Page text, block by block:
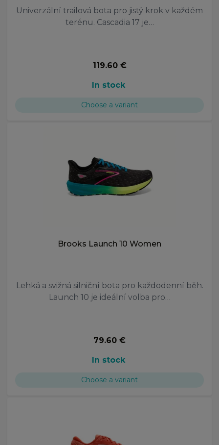
Univerzální trailová bota pro jistý krok v každém
terénu. Cascadia 17 je…
119.60 €
In stock
Choose a variant
Brooks Launch 10 Women
Lehká a svižná silniční bota pro každodenní běh.
Launch 10 je ideální volba pro…
79.60 €
In stock
Choose a variant